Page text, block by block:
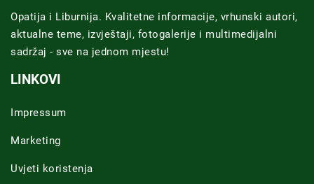
Opatija i Liburnija. Kvalitetne informacije, vrhunski autori,
aktualne teme, izvještaji, fotogalerije i multimedijalni
sadržaj - sve na jednom mjestu!
LINKOVI
Impressum
Marketing
Uvjeti koristenja